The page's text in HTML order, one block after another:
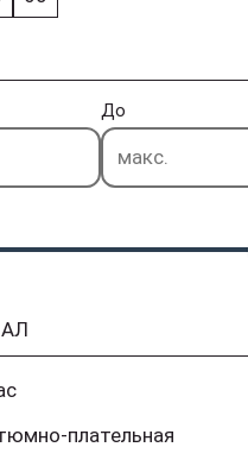
До
плательная